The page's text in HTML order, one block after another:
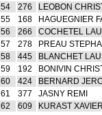
54
276
LEOBON
55
168
HAGUEGNIER
56
266
COCHETEL
57
278
PREAU
58
445
BLANCHET
59
192
BONIVIN
60
424
BERNARD
61
377
JASNY REMI
62
609
KURAST